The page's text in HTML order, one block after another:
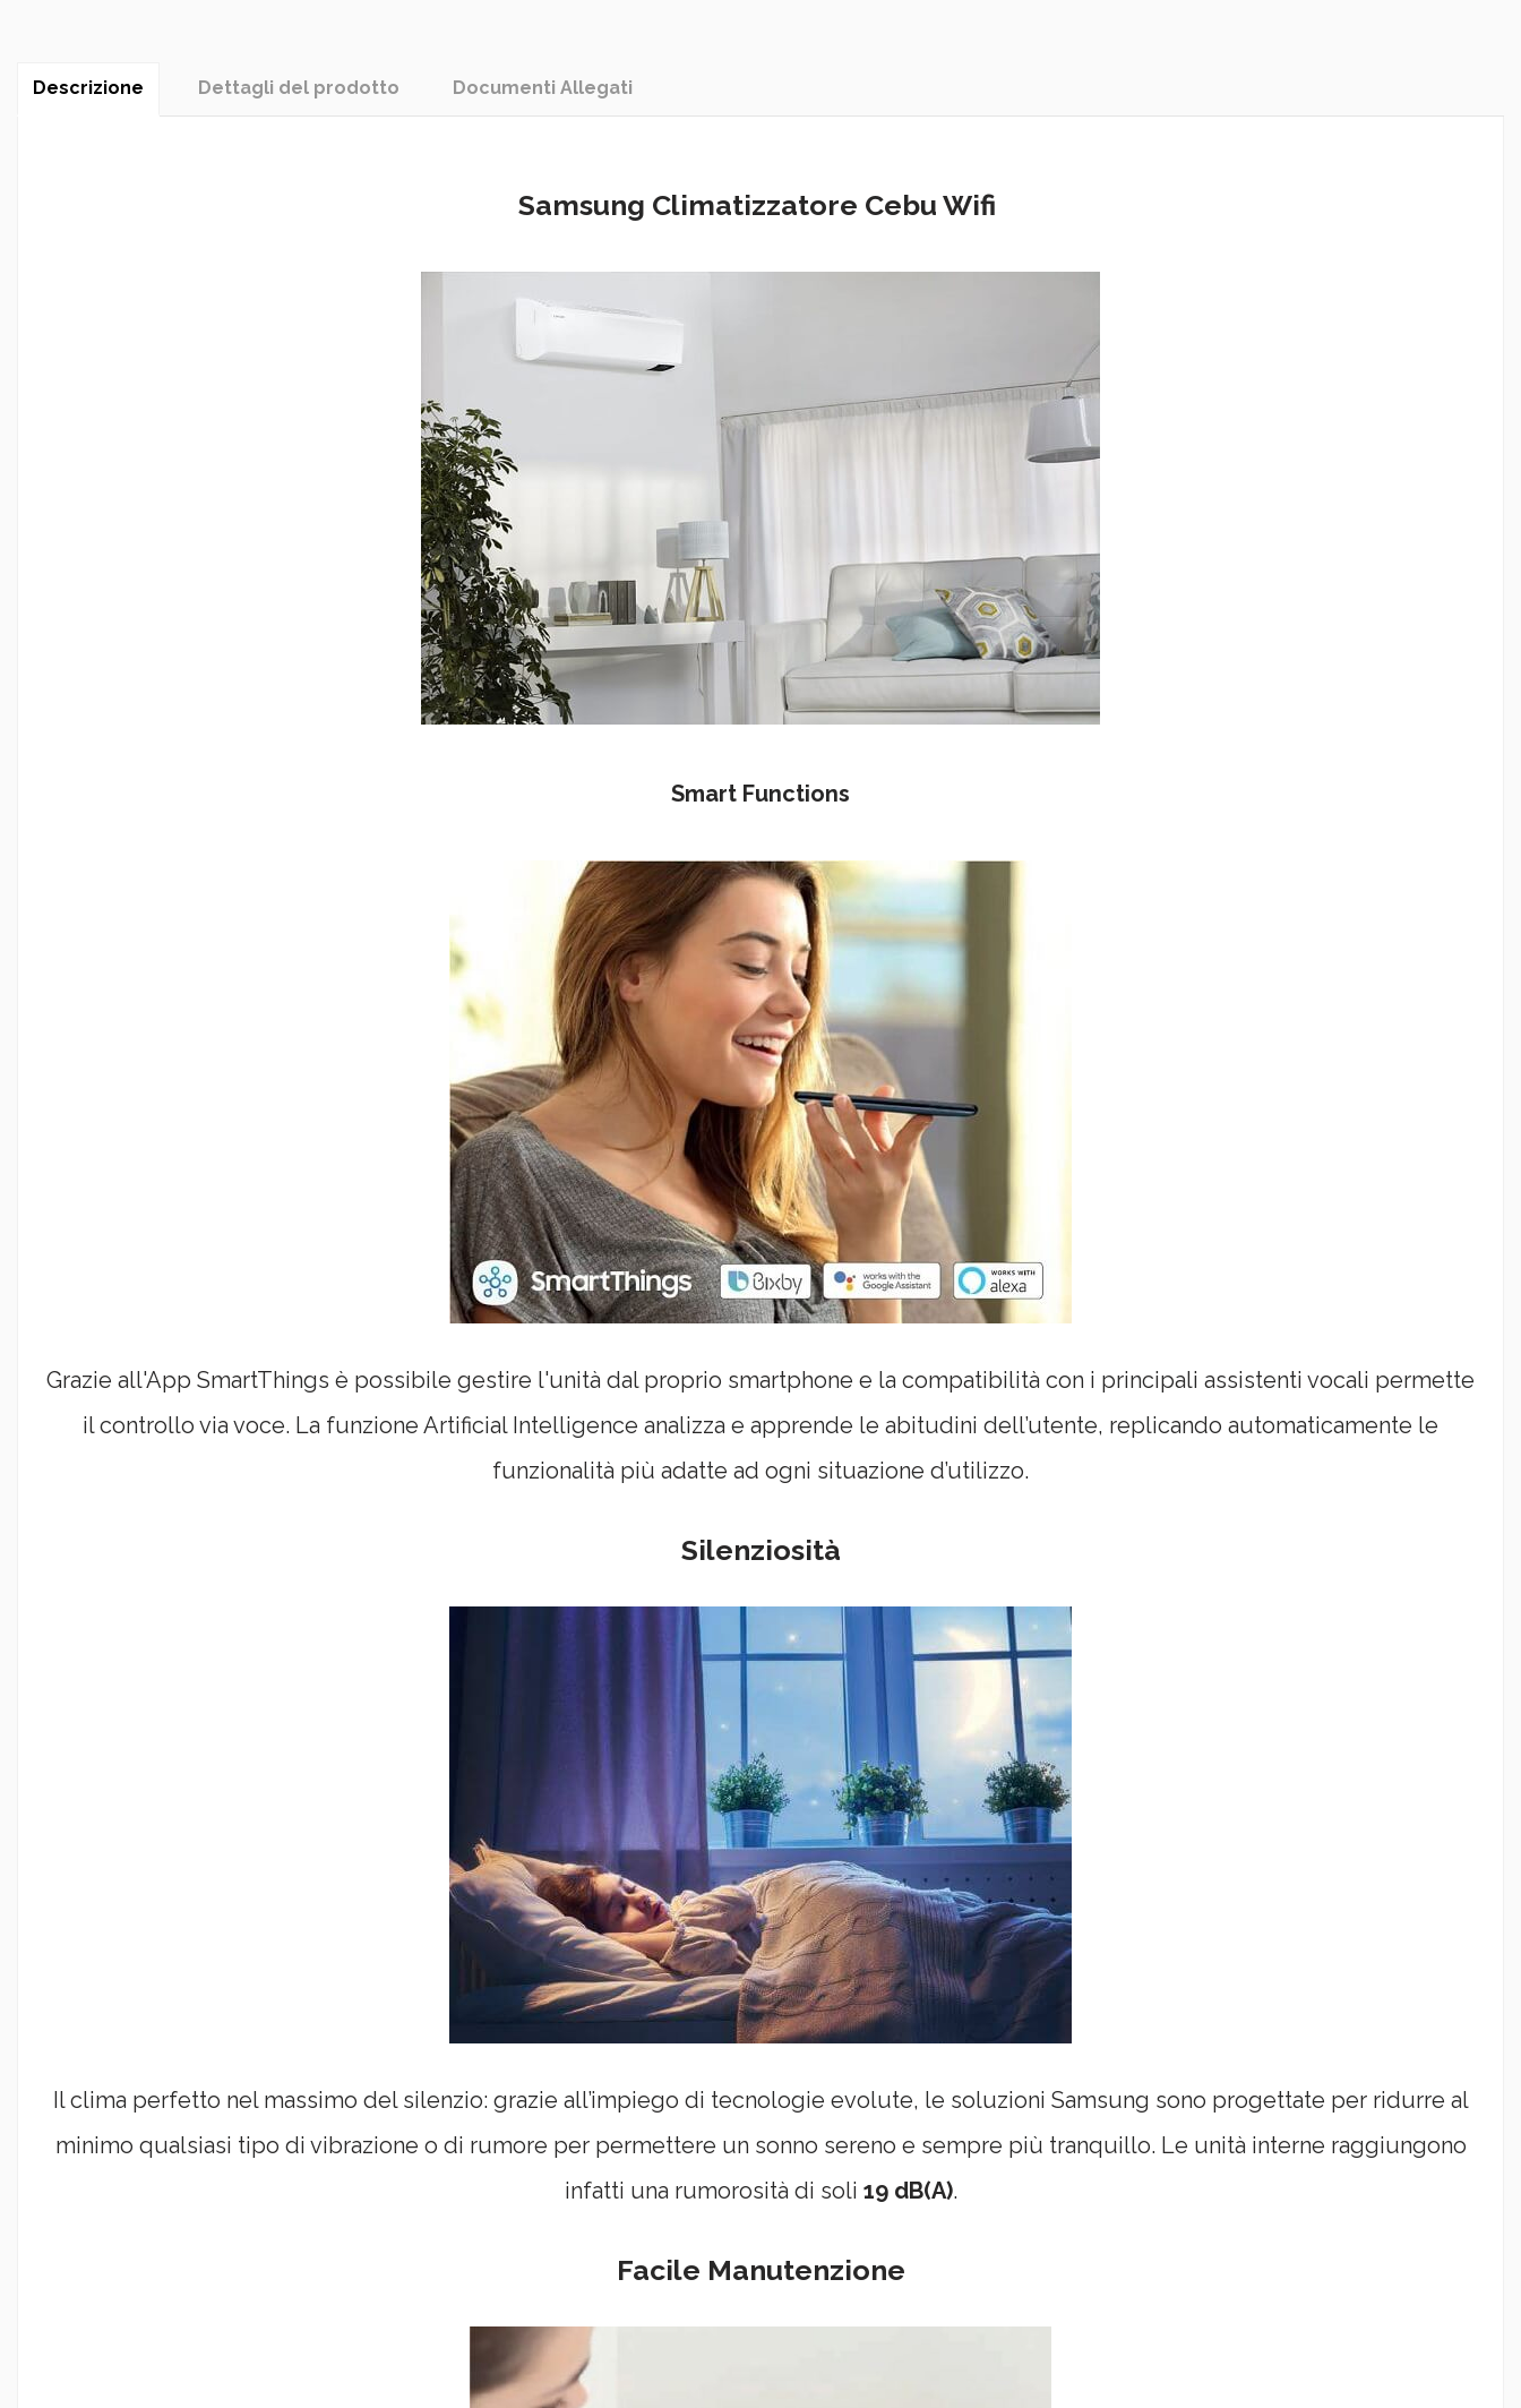
Descrizione Dettagli del prodotto Documenti Allegati
Samsung Climatizzatore Cebu Wifi
Smart Functions
Grazie all'App SmartThings è possibile gestire l'unità dal proprio smartphone e la compatibilità con i principali assistenti vocali permette
il controllo via voce. La funzione Artificial Intelligence analizza e apprende le abitudini dell’utente, replicando automaticamente le
funzionalità più adatte ad ogni situazione d’utilizzo.
Silenziosità
Il clima perfetto nel massimo del silenzio: grazie all’impiego di tecnologie evolute, le soluzioni Samsung sono progettate per ridurre al
minimo qualsiasi tipo di vibrazione o di rumore per permettere un sonno sereno e sempre più tranquillo. Le unità interne raggiungono
infatti una rumorosità di soli 19 dB(A).
Facile Manutenzione